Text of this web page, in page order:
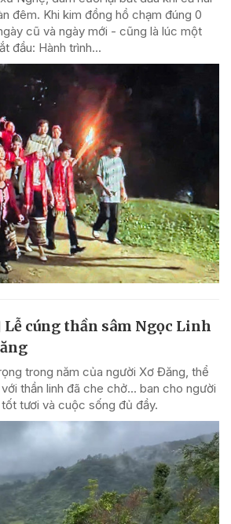
đêm. Khi kim đồng hồ chạm đúng 0
cũ và ngày mới - cũng là lúc một
đầu: Hành trình...
cúng thần sâm Ngọc Linh
trong năm của người Xơ Đăng, thể
thần linh đã che chở... ban cho người
tươi và cuộc sống đủ đầy.